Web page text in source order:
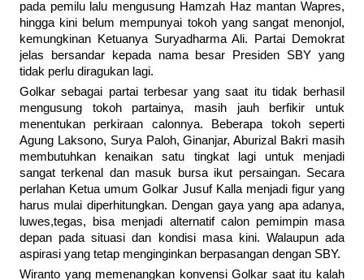
pada pemilu lalu mengusung Hamzah Haz mantan Wapres,
hingga kini belum mempunyai tokoh yang sangat menonjol,
kemungkinan Ketuanya Suryadharma Ali. Partai Demokrat
jelas bersandar kepada nama besar Presiden SBY yang
tidak perlu diragukan lagi.
Golkar sebagai partai terbesar yang saat itu tidak berhasil
mengusung tokoh partainya, masih jauh berfikir untuk
menentukan perkiraan calonnya. Beberapa tokoh seperti
Agung Laksono, Surya Paloh, Ginanjar, Aburizal Bakri masih
membutuhkan kenaikan satu tingkat lagi untuk menjadi
sangat terkenal dan masuk bursa ikut persaingan. Secara
perlahan Ketua umum Golkar Jusuf Kalla menjadi figur yang
harus mulai diperhitungkan. Dengan gaya yang apa adanya,
luwes,tegas, bisa menjadi alternatif calon pemimpin masa
depan pada situasi dan kondisi masa kini. Walaupun ada
aspirasi yang tetap menginginkan berpasangan dengan SBY.
Wiranto yang memenangkan konvensi Golkar saat itu kalah